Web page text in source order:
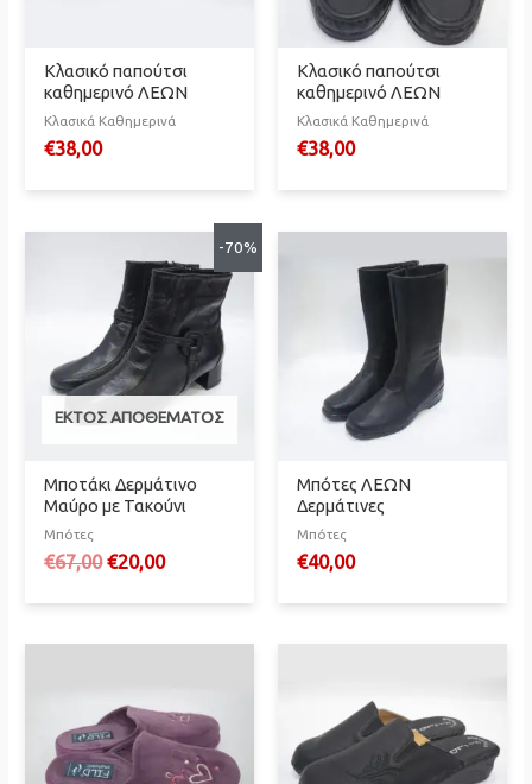
Κλασικό παπούτσι
καθημερινό ΛΕΩΝ
Κλασικά Καθημερινά
€38,00
Κλασικό παπούτσι
καθημερινό ΛΕΩΝ
Κλασικά Καθημερινά
€38,00
-70%
ΕΚΤΌΣ ΑΠΟΘΈΜΑΤΟΣ
Μποτάκι Δερμάτινο
Μαύρο με Τακούνι
Μπότες
€67,00Original
was:
€20,00Η
τιμή
Μπότες ΛΕΩΝ
Δερμάτινες
Μπότες
€40,00